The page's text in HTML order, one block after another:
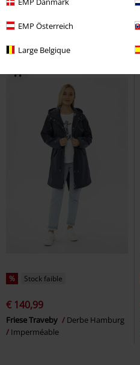
EMP Österreich
Large Belgique
€ 124,99
Valby
Derbe Hamburg
% Stock faible
€ 140,99
Friese Traveby
Derbe Hamburg
Imperméable